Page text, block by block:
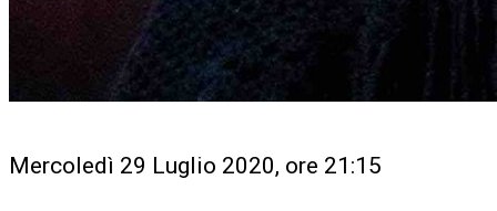
Mercoledì 29 Luglio 2020, ore 21:15